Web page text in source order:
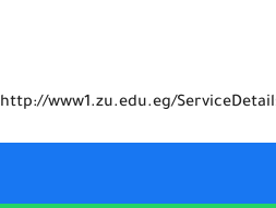
http://www1.zu.edu.eg/